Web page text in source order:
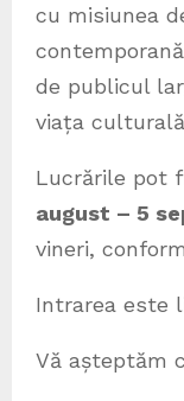
cu misiunea
de publicul
viața
Lucrările pot
august – 5
vineri,
Intrarea este
Vă așteptăm